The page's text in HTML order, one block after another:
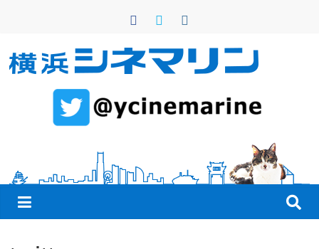
ン
横
シ
ネ
マ